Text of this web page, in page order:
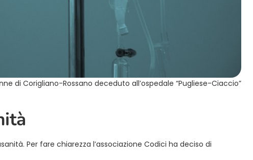
di Corigliano-Rossano deceduto all’ospedale “Pugliese-Ciaccio”
Per fare chiarezza l’associazione Codici ha deciso di